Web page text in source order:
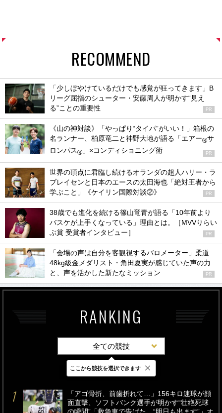
RECOMMEND
「少しぼやけているだけでも感覚が狂ってきます」B
リーグ屈指のシューター・安藤周人が明かす“見え
る”ことの重要性
PR
《山の神対談》「やっぱり“タイパ”がいい！」箱根の
名ランナー、柏原竜二と神野大地が語る「エアー®サ
ロンパス® 」×コンディショニング術 PR
世界の頂点に君臨し続けるオランダの超人ハリー・ラ
ブレイセンと日本のエースの太田海也「絶対王者から
学ぶこと」《ケイリン国際対談②》
PR
38歳でも進化を続ける篠山竜青が語る「10年前より
バスケが上手くなっている」理由とは。［MVVりらい
ぶ賞 受賞者インタビュー］
PR
「会場の声は自分を客観視するバロメーター」柔道
48kg級金メダリスト・角田夏実が感じていた声の力
と、声を活かした新たなミッション
PR
RANKING
全ての競技
最新 24時間 週間
「アゴ骨折、前歯折れて…」156キロ速球が顔
面直撃、ソフトバンク選手が明かす“壮絶死球
ここから競技を選択できます ×